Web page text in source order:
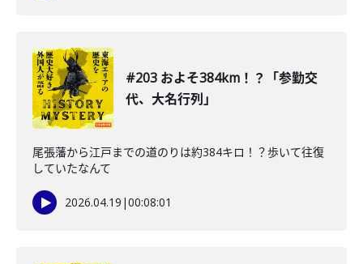
#203 およそ384km！？「参勤交
代、大名行列」
尾張藩から江戸までの道のりは約384キロ！？歩いて往復
していたなんて
2026.04.19 |00:08:01